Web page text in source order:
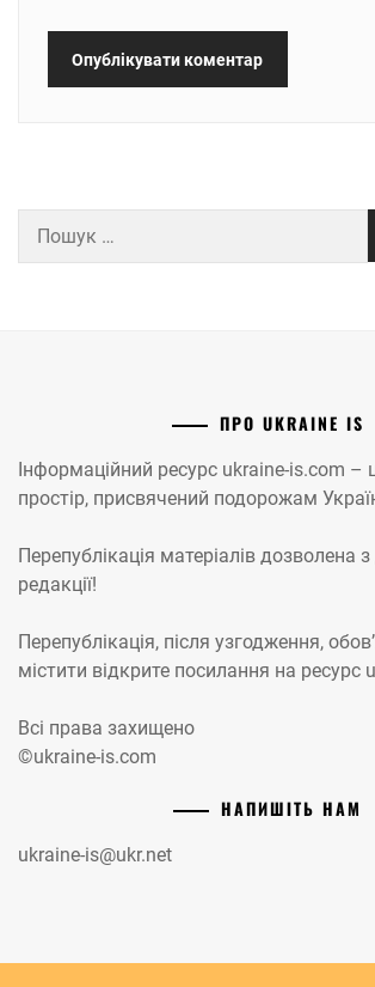
ПРО UKRAINE IS
Інформаційний ресурс ukraine-is.com –
простір, присвячений подорожам
Перепублікація матеріалів дозволена
редакції!
Перепублікація, після узгодження,
містити відкрите посилання на ресурс
Всі права захищено
©ukraine-is.com
НАПИШІТЬ НАМ
ukraine-is@ukr.net